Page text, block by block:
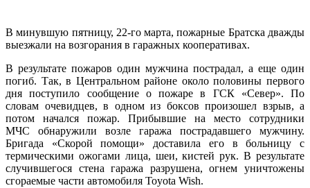
В минувшую пятницу, 22-го марта, пожарные Братска дважды
выезжали на возгорания в гаражных кооперативах.
В результате пожаров один мужчина пострадал, а еще один
погиб. Так, в Центральном районе около половины первого
дня поступило сообщение о пожаре в ГСК «Север». По
словам очевидцев, в одном из боксов произошел взрыв, а
потом начался пожар. Прибывшие на место сотрудники
МЧС обнаружили возле гаража пострадавшего мужчину.
Бригада «Скорой помощи» доставила его в больницу с
термическими ожогами лица, шеи, кистей рук. В результате
случившегося стена гаража разрушена, огнем уничтожены
сгораемые части автомобиля Toyota Wish.